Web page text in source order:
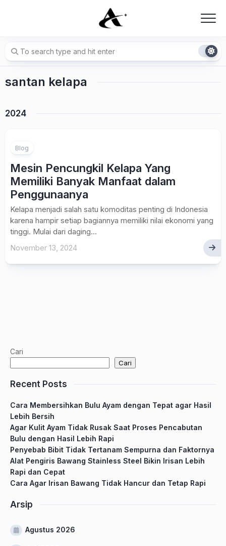
santan kelapa
2024
Blog
Mesin Pencungkil Kelapa Yang
Memiliki Banyak Manfaat dalam
Penggunaanya
Kelapa menjadi salah satu komoditas penting di Indonesia
karena hampir setiap bagiannya memiliki nilai ekonomi yang
tinggi. Mulai dari daging...
November 13, 2024
Cari
Cari
Recent Posts
Cara Membersihkan Bulu Ayam dengan Tepat agar Hasil
Lebih Bersih
Agar Kulit Ayam Tidak Rusak Saat Proses Pencabutan
Bulu dengan Hasil Lebih Rapi
Penyebab Bibit Tidak Tertanam Sempurna dan Faktornya
Alat Pengiris Bawang Stainless Steel Bikin Irisan Lebih
Rapi dan Cepat
Cara Agar Irisan Bawang Tidak Hancur dan Tetap Rapi
Arsip
Agustus 2026